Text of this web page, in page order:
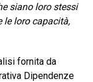
siano loro stessi
le loro capacità,
fornita da
Dipendenze